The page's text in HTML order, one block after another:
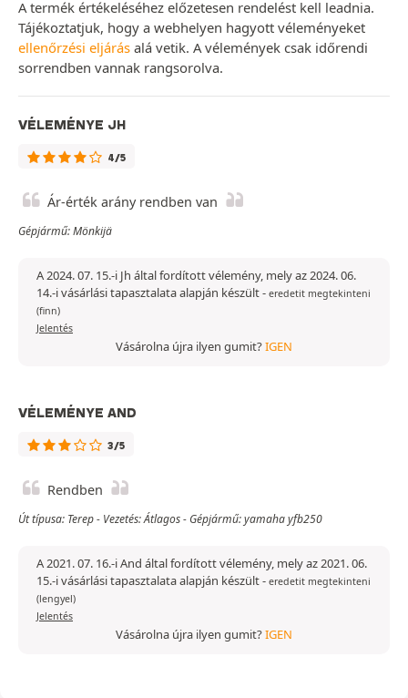
A termék értékeléséhez előzetesen rendelést kell leadnia.
Tájékoztatjuk, hogy a webhelyen hagyott véleményeket
ellenőrzési eljárás alá vetik. A vélemények csak időrendi
sorrendben vannak rangsorolva.
VÉLEMÉNYE JH
4/5
Ár-érték arány rendben van
Gépjármű: Mönkijä
A 2024. 07. 15.-i Jh által fordított vélemény, mely az 2024. 06.
14.-i vásárlási tapasztalata alapján készült- eredetit megtekinteni
(finn)
Jelentés
Vásárolna újra ilyen gumit?IGEN
VÉLEMÉNYE AND
3/5
Rendben
Út típusa: Terep - Vezetés: Átlagos - Gépjármű: yamaha yfb250
A 2021. 07. 16.-i And által fordított vélemény, mely az 2021. 06.
15.-i vásárlási tapasztalata alapján készült- eredetit megtekinteni
(lengyel)
Jelentés
Vásárolna újra ilyen gumit?IGEN